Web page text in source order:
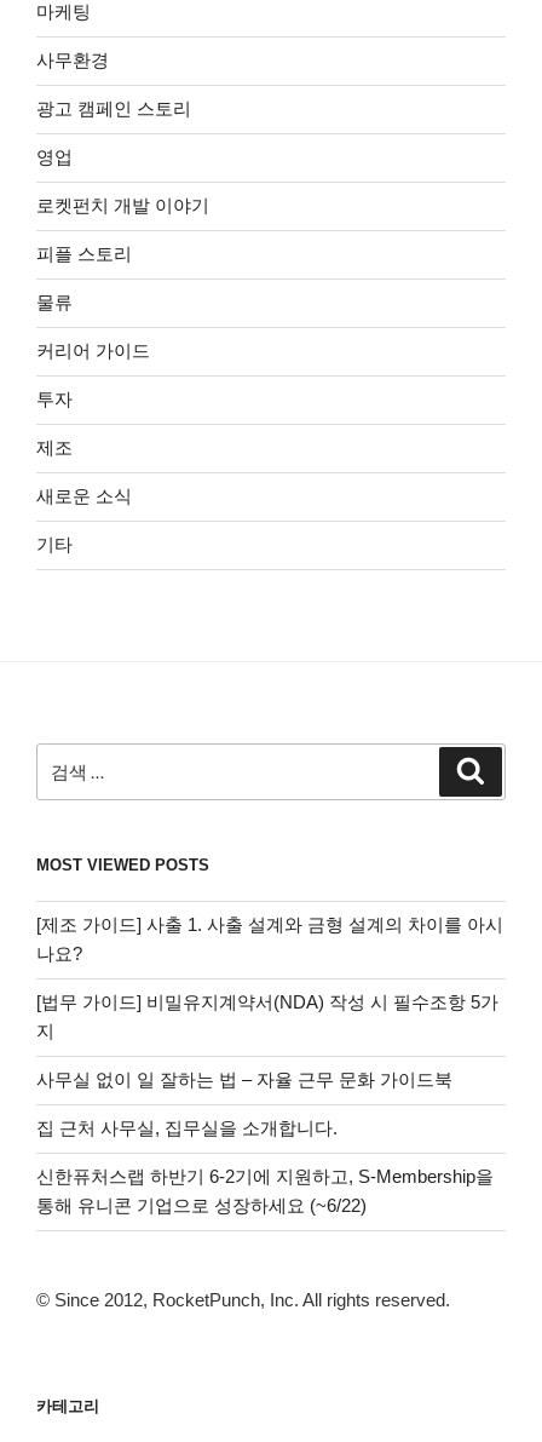
마케팅
사무환경
광고 캠페인 스토리
영업
로켓펀치 개발 이야기
피플 스토리
물류
커리어 가이드
투자
제조
새로운 소식
기타
색:
MOST VIEWED POSTS
[제조 가이드] 사출 1. 사출 설계와 금형 설계의 차이를 아시
나요?
[법무 가이드] 비밀유지계약서(NDA) 작성 시 필수조항 5가
지
사무실 없이 일 잘하는 법 – 자율 근무 문화 가이드북
집 근처 사무실, 집무실을 소개합니다.
신한퓨처스랩 하반기 6-2기에 지원하고, S-Membership을
통해 유니콘 기업으로 성장하세요 (~6/22)
© Since 2012, RocketPunch, Inc. All rights reserved.
카테고리